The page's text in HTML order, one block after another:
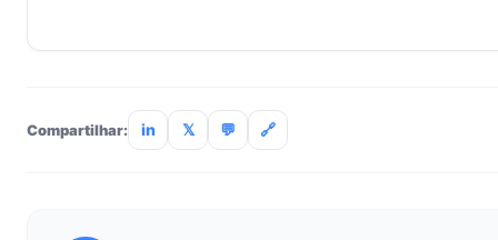
Compartilhar: in 𝕏 💬 🔗